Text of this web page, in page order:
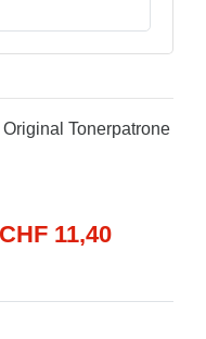
Tonerpatrone
11,40